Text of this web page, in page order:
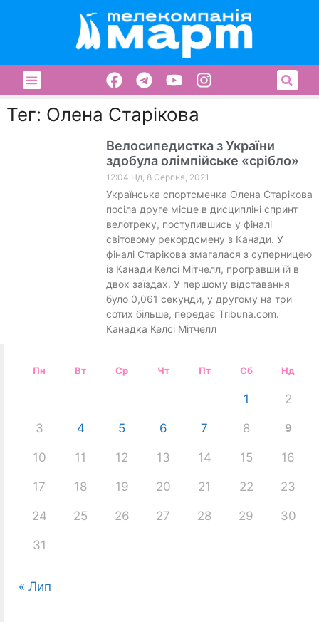
Тег: Олена Старікова
Велосипедистка з України
здобула олімпійське «срібло»
12:04 Нд, 8 Серпня, 2021
Українська спортсменка Олена Старікова
посіла друге місце в дисципліні спринт
велотреку, поступившись у фіналі
світовому рекордсмену з Канади. У
фіналі Старікова змагалася з суперницею
із Канади Келсі Мітчелл, програвши їй в
двох заїздах. У першому відставання
було 0,061 секунди, у другому на три
сотих більше, передає Tribuna.com.
Канадка Келсі Мітчелл
Пн Вт Ср Чт Пт Сб Нд
1 2
3 4 5 6 7 8 9
10 11 12 13 14 15 16
17 18 19 20 21 22 23
24 25 26 27 28 29 30
31
« Лип